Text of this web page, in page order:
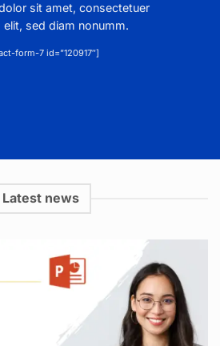
sit amet, consectetuer
elit, sed diam nonumm.
form-7 id=”120917″]
Latest news